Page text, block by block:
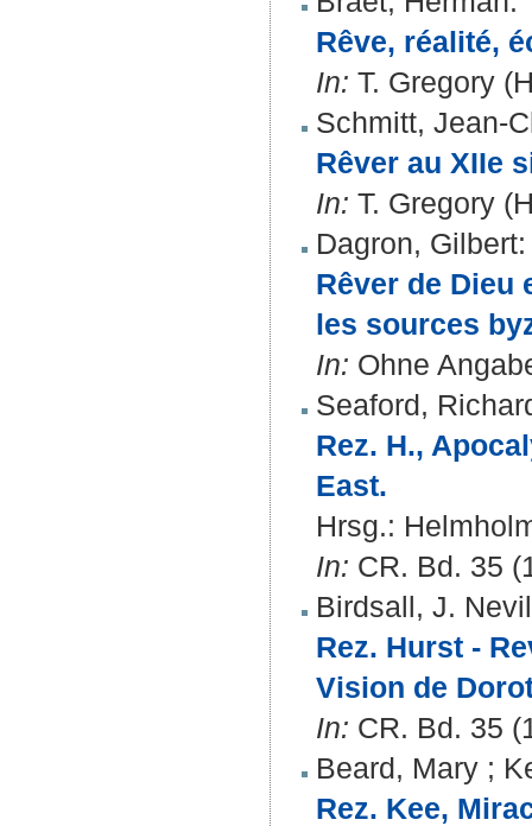
Rêve, réalité,
In: T. Gregory
Schmitt, Jean-
Rêver au XIIe
In: T. Gregory
Dagron, Gilbert:
Rêver de Dieu
les sources
In: Ohne
Seaford,
Rez. H.,
East.
Hrsg.:
In: CR. Bd. 35
Birdsall, J.
Rez. Hurst -
Vision de
In: CR. Bd. 35
Beard, Mary ;
Rez. Kee,